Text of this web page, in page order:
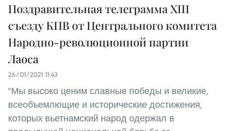
Поздравительная телеграмма XIII
съезду КПВ от Центрального комитета
Народно-революционной партии
Лаоса
26/01/2021 11:43
"Мы высоко ценим славные победы и великие,
всеобъемлющие и исторические достижения,
которых вьетнамский народ одержал в